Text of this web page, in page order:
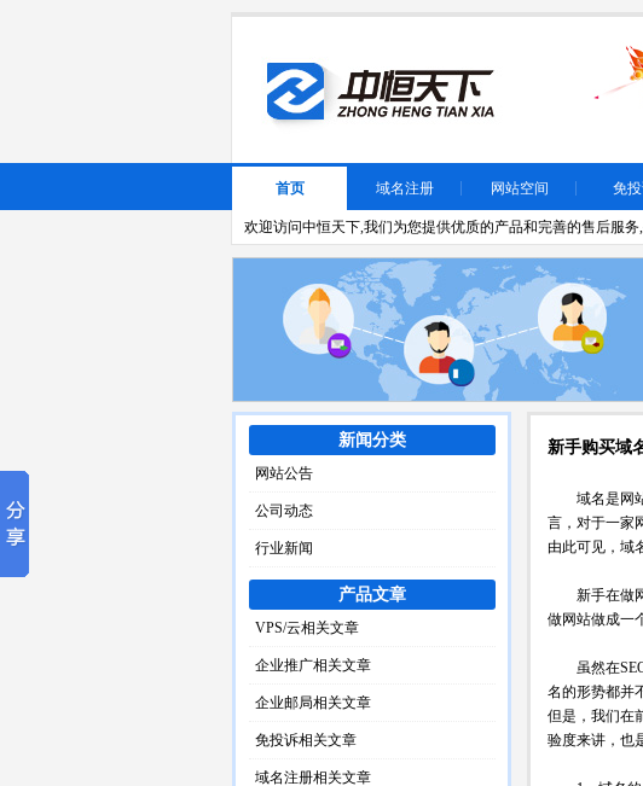
首页 域名注册 网站空间 免
欢迎访问中恒天下,我们为您提供优质的产品和完善的售后服
新闻分类
网站公告
公司动态
行业新闻
产品文章
VPS/云相关文章
企业推广相关文章
企业邮局相关文章
免投诉相关文章
域名注册相关文章
新手购买域
域名是网站
言，对于一家
由此可见，域
新手在做网
做网站做成一
虽然在SEO
名的形势都并
但是，我们在
验度来讲，也